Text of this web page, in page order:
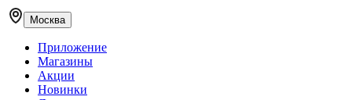
Москва
Приложение
Магазины
Акции
Новинки